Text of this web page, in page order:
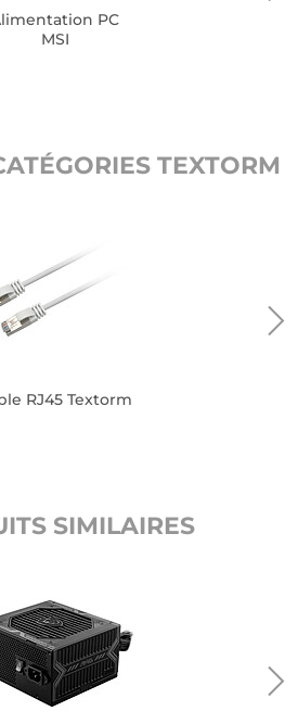
PC
MSI
TEXTORM
RJ45 Textorm
SIMILAIRES